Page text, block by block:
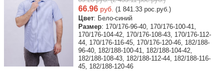
66.96 руб. (1 841.33 рос.руб.)
Цвет: Бело-синий
Размер: 170/176-96-40, 170/176-100-41,
170/176-104-42, 170/176-108-43, 170/176-112-
44, 170/176-116-45, 170/176-120-46, 182/188-
96-40, 182/188-100-41, 182/188-104-42,
182/188-108-43, 182/188-112-44, 182/188-116-
45, 182/188-120-46